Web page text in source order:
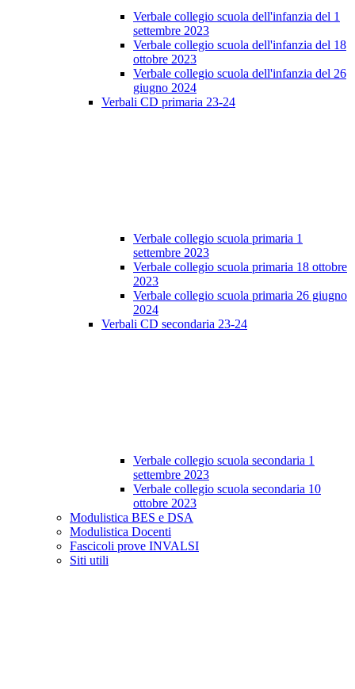
Verbale collegio scuola dell'infanzia del 1
settembre 2023
Verbale collegio scuola dell'infanzia del 18
ottobre 2023
Verbale collegio scuola dell'infanzia del 26
giugno 2024
Verbali CD primaria 23-24
Verbale collegio scuola primaria 1
settembre 2023
Verbale collegio scuola primaria 18 ottobre
2023
Verbale collegio scuola primaria 26 giugno
2024
Verbali CD secondaria 23-24
Verbale collegio scuola secondaria 1
settembre 2023
Verbale collegio scuola secondaria 10
ottobre 2023
Modulistica BES e DSA
Modulistica Docenti
Fascicoli prove INVALSI
Siti utili